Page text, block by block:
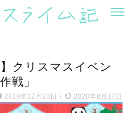
クリスマスイベン
戦」
2019年12月23日 / 2020年8月17日